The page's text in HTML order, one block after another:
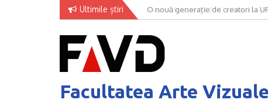
Ultimile știri O nouă generație de creatori la
Facultatea Arte Vizuale